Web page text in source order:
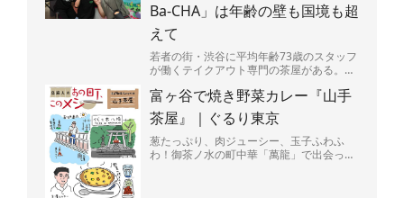
Ba-CHA」は年齢の壁も国境も超
えて
若者の街・渋谷に平均年齢73歳のスタッフ
が働くテイクアウト専門の茶屋がある。
バーチャ）...
富ヶ谷で焼き野菜カレー『山手
茶屋』｜ぐるり東京
葱たっぷり、肉ジューシー、玉子ふわふ
わ！御茶ノ水の町中華「萬龍」で出会っ